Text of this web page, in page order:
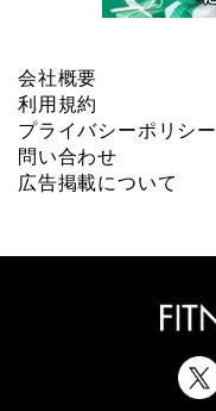
会社概要
利用規約
プライバシーポリシー
問い合わせ
広告掲載について